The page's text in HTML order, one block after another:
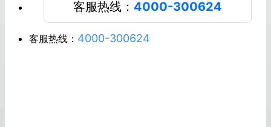
客服热线： 4000-300624
客服热线： 4000-300624